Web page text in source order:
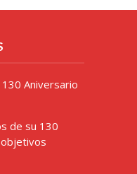
Aniversario
de su 130